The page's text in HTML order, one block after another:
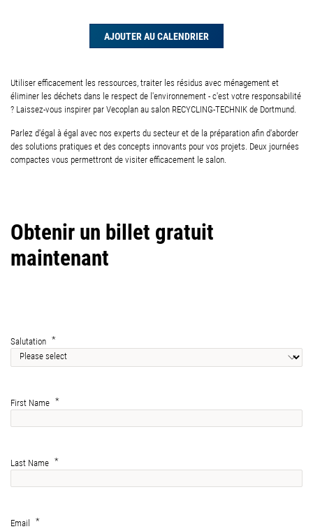
AJOUTER AU CALENDRIER
Utiliser efficacement les ressources, traiter les résidus avec ménagement et
éliminer les déchets dans le respect de l'environnement - c'est votre responsabilité
? Laissez-vous inspirer par Vecoplan au salon RECYCLING-TECHNIK de Dortmund.
Parlez d'égal à égal avec nos experts du secteur et de la préparation afin d'aborder
des solutions pratiques et des concepts innovants pour vos projets. Deux journées
compactes vous permettront de visiter efficacement le salon.
Obtenir un billet gratuit
maintenant
Salutation
First Name
Last Name
Email